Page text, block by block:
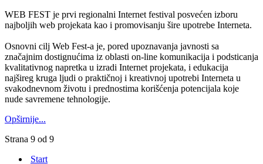
WEB FEST je prvi regionalni Internet festival posvećen izboru
najboljih web projekata kao i promovisanju šire upotrebe Interneta.
Osnovni cilj Web Fest-a je, pored upoznavanja javnosti sa
značajnim dostignućima iz oblasti on-line komunikacija i podsticanja
kvalitativnog napretka u izradi Internet projekata, i edukacija
najšireg kruga ljudi o praktičnoj i kreativnoj upotrebi Interneta u
svakodnevnom životu i prednostima korišćenja potencijala koje
nude savremene tehnologije.
Opširnije...
Strana 9 od 9
Start